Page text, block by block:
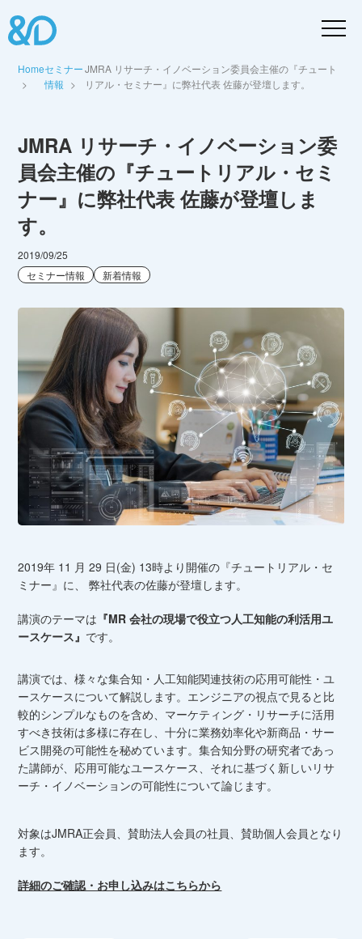
Homeセミナー
情報
JMRA リサーチ・イノベーション委員会主催の『チュート
リアル・セミナー』に弊社代表 佐藤が登壇します。
JMRA リサーチ・イノベーション委
員会主催の『チュートリアル・セミ
ナー』に弊社代表 佐藤が登壇しま
す。
2019/09/25
セミナー情報
新着情報
2019年 11 月 29 日(金) 13時より開催の『チュートリアル・セ
ミナー』に、 弊社代表の佐藤が登壇します。
講演のテーマは 『MR 会社の現場で役立つ人工知能の利活用ユ
ースケース』 です。
講演では、様々な集合知・人工知能関連技術の応用可能性・ユ
ースケースについて解説します。エンジニアの視点で見ると比
較的シンプルなものを含め、マーケティング・リサーチに活用
すべき技術は多様に存在し、十分に業務効率化や新商品・サー
ビス開発の可能性を秘めています。集合知分野の研究者であっ
た講師が、応用可能なユースケース、それに基づく新しいリサ
ーチ・イノベーションの可能性について論じます。
対象はJMRA正会員、賛助法人会員の社員、賛助個人会員となり
ます。
詳細のご確認・お申し込みはこちらから